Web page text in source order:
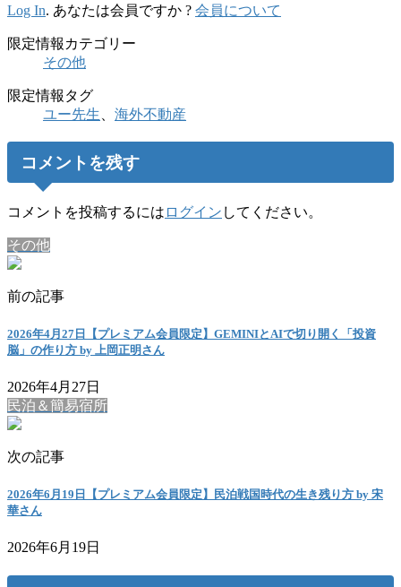
Log In. あなたは会員ですか ? 会員について
限定情報カテゴリー
その他
限定情報タグ
ユー先生
海外不動産
コメントを残す
コメントを投稿するには ログイン してください。
その他
前の記事
2026年4月27日【プレミアム会員限定】GEMINIとAIで切り開く「投資
脳」の作り方 by 上岡正明さん
2026年4月27日
民泊＆簡易宿所
次の記事
2026年6月19日【プレミアム会員限定】民泊戦国時代の生き残り方 by 宋
華さん
2026年6月19日